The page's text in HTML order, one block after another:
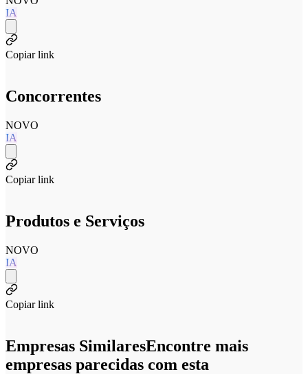
IA
Copiar link
Concorrentes
NOVO
IA
Copiar link
Produtos e Serviços
NOVO
IA
Copiar link
Empresas SimilaresEncontre mais
empresas parecidas com esta